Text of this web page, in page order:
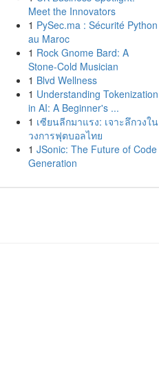
Meet the Innovators
1 PySec.ma : Sécurité Python
au Maroc
1 Rock Gnome Bard: A
Stone-Cold Musician
1 Blvd Wellness
1 Understanding Tokenization
in AI: A Beginner's ...
1 เซียนลีกมาแรง: เจาะลึกวงใน
วงการฟุตบอลไทย
1 JSonic: The Future of Code
Generation